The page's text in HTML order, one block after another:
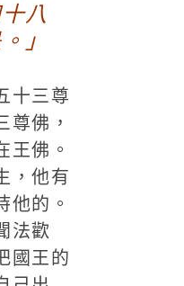
八
」
十三尊
尊佛，
王佛。
，他有
他的。
法歡
國王的